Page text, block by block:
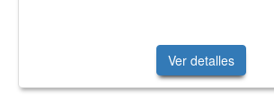
Ver detalles